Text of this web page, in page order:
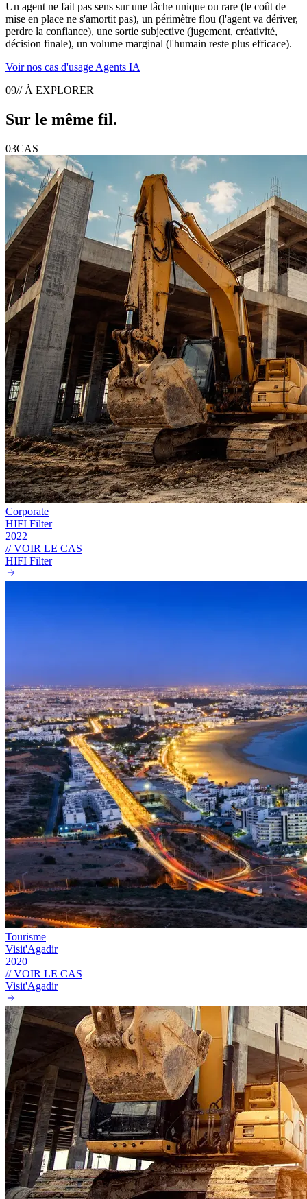
Un agent ne fait pas sens sur une tâche unique ou rare (le coût de
mise en place ne s'amortit pas), un périmètre flou (l'agent va dériver,
perdre la confiance), une sortie subjective (jugement, créativité,
décision finale), un volume marginal (l'humain reste plus efficace).
Voir nos cas d'usage Agents IA
09// À EXPLORER
Sur le même fil .
03CAS
Corporate
HIFI Filter
2022
// VOIR LE CAS
HIFI Filter
Tourisme
Visit'Agadir
2020
// VOIR LE CAS
Visit'Agadir